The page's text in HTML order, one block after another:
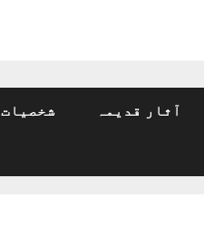
آثار قدیمہ شخصیات